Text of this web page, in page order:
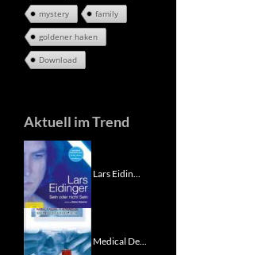
mystery family
goldener haken
Download
Aktuell im Trend
Lars Eidin...
Medical De...